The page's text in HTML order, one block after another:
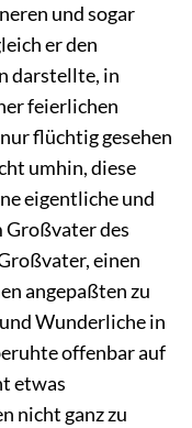
und sogar
er den
darstellte, in
feierlichen
flüchtig gesehen
umhin, diese
eigentliche und
Großvater des
einen
angepaßten zu
Wunderliche in
offenbar auf
etwas
nicht ganz zu